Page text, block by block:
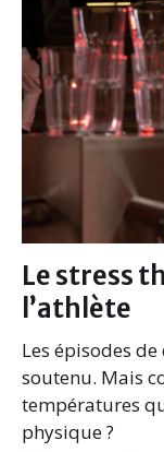
Le stress
l’athlète
Les épisodes
soutenu. Mais
températures
physique ?